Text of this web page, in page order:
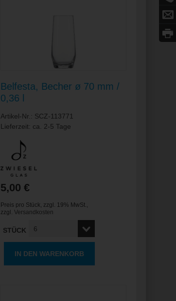
Belfesta, Becher ø 70 mm /
0,36 l
Artikel-Nr.: SCZ-113771
Lieferzeit: ca. 2-5 Tage
5,00 €
Preis pro Stück, zzgl. 19% MwSt.,
zzgl. Versandkosten
STÜCK
IN DEN WARENKORB